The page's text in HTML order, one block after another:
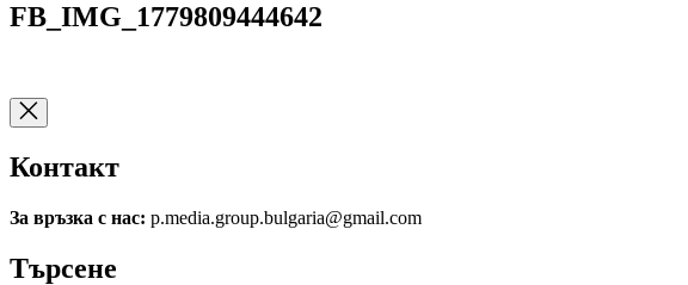
FB_IMG_1779809444642
Контакт
За връзка с нас: p.media.group.bulgaria@gmail.com
Търсене